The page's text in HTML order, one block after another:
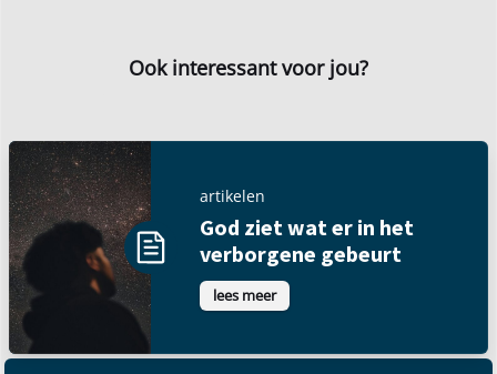
Ook interessant voor jou?
artikelen
God ziet wat er in het
verborgene gebeurt
lees meer